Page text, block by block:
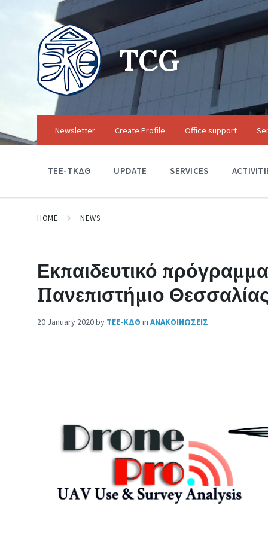
TCG
Newsletter Create Profile Office support
TEE-ΤΚΔΘ UPDATE SERVICES
HOME NEWS
Εκπαιδευτικό
Πανεπιστήμιο Θεσσαλίας
20 January 2020by ΤΕΕ-ΚΔΘ in ΑΝΑΚΟΙΝΩΣΕΙΣ